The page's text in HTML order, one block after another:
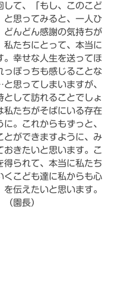
して、「もし、このこど
思ってみると、一人ひ
どんどん感謝の気持ちが
私たちにとって、本当に
。幸せな人生を送ってほ
っぽっちも感じることな
思ってしまいますが、
として訪れることでしょ
私たちがそばにいる存在
。これからもずっと、
とができますように、み
おきたいと思います。こ
得られて、本当に私たち
くこども達に私からも心
伝えたいと思います。
園長）